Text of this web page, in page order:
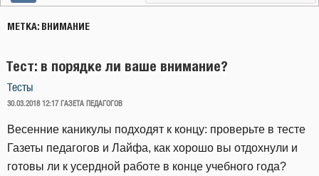
МЕТКА: ВНИМАНИЕ
Тест: в порядке ли ваше внимание?
Тесты
ОПУБЛИКОВАНО
30.03.2018 12:17 ГАЗЕТА ПЕДАГОГОВ
Весенние каникулы подходят к концу: проверьте в тесте
Газеты педагогов и Лайфа, как хорошо вы отдохнули и
готовы ли к усердной работе в конце учебного года?